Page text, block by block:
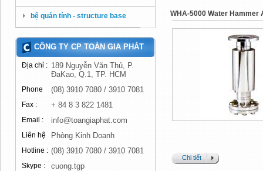
bệ quán tính - structure base
CÔNG TY CP TOÀN GIA PHÁT
Địa chỉ : 189 Nguyễn Văn Thủ, P.
ĐaKao, Q.1, TP. HCM
Phone (08) 3910 7080 / 3910 7081
Fax : + 84 8 3 822 1481
Email : info@toangiaphat.com
Liên hệ Phòng Kinh Doanh
Hotline : (08) 3910 7080 / 3910 7081
Skype : cuong.tgp
WHA-5000 Water Hammer
Chi tiết